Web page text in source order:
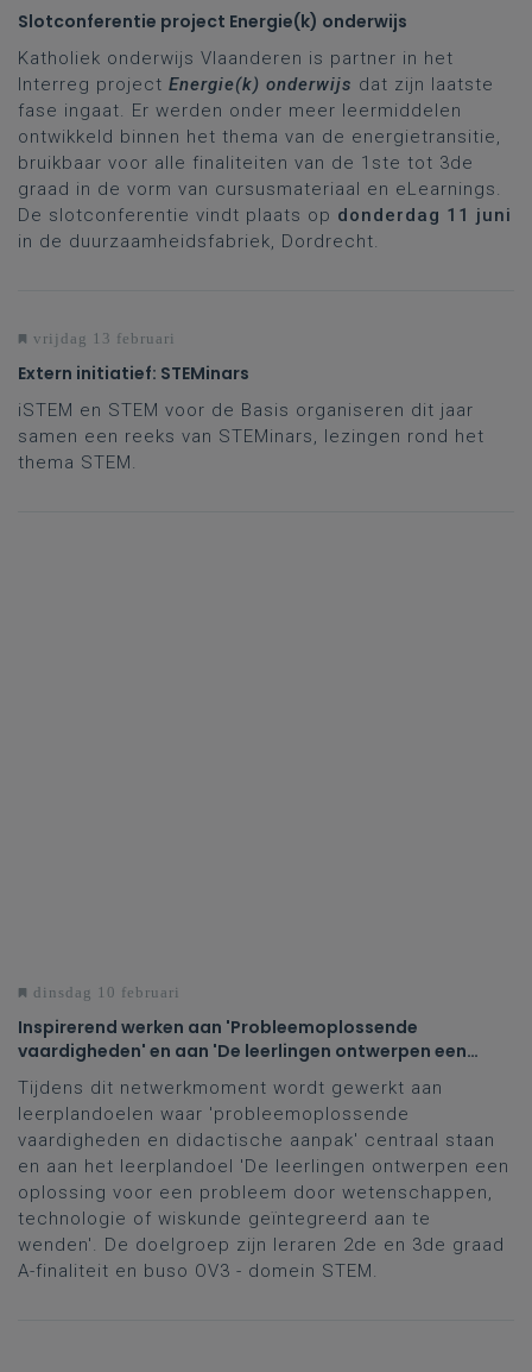
Slotconferentie project Energie(k) onderwijs
Katholiek onderwijs Vlaanderen is partner in het
Interreg project Energie(k) onderwijs dat zijn laatste
fase ingaat. Er werden onder meer leermiddelen
ontwikkeld binnen het thema van de energietransitie,
bruikbaar voor alle finaliteiten van de 1ste tot 3de
graad in de vorm van cursusmateriaal en eLearnings.
De slotconferentie vindt plaats op donderdag 11 juni
in de duurzaamheidsfabriek, Dordrecht.
vrijdag 13 februari
Extern initiatief: STEMinars
iSTEM en STEM voor de Basis organiseren dit jaar
samen een reeks van STEMinars, lezingen rond het
thema STEM.
dinsdag 10 februari
Inspirerend werken aan 'Probleemoplossende
vaardigheden' en aan 'De leerlingen ontwerpen een
Tijdens dit netwerkmoment wordt gewerkt aan
leerplandoelen waar 'probleemoplossende
vaardigheden en didactische aanpak' centraal staan
en aan het leerplandoel 'De leerlingen ontwerpen een
oplossing voor een probleem door wetenschappen,
technologie of wiskunde geïntegreerd aan te
wenden'. De doelgroep zijn leraren 2de en 3de graad
A-finaliteit en buso OV3 - domein STEM.